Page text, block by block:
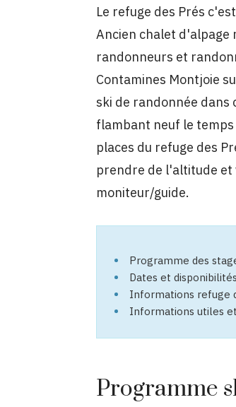
Le refuge des Prés
Ancien chalet d'alpage
randonneurs et
Contamines Montjoie
ski de randonnée
flambant neuf le
places du refuge des
prendre de l'altitude et
moniteur/guide.
Programme des
Dates et
Informations refuge
Informations utiles
Programme